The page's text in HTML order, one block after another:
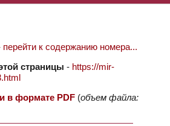
перейти к содержанию номера...
страницы - https://mir-
в формате PDF (объем файла: